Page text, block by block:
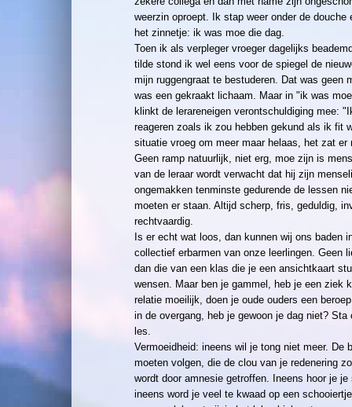
weerzin oproept. Ik stap weer onder de douche
het zinnetje: ik was moe die dag.
Toen ik als verpleger vroeger dagelijks
tilde stond ik wel eens voor de spiegel de
mijn ruggengraat te bestuderen. Dat was geen
was een gekraakt lichaam. Maar in "ik was
klinkt de lerareneigen verontschuldiging mee:
reageren zoals ik zou hebben gekund als ik fit
situatie vroeg om meer maar helaas, het zat er
Geen ramp natuurlijk, niet erg, moe zijn is
van de leraar wordt verwacht dat hij zijn
ongemakken tenminste gedurende de lessen
moeten er staan. Altijd scherp, fris, geduldig,
rechtvaardig.
Is er echt wat loos, dan kunnen wij ons baden
collectief erbarmen van onze leerlingen. Geen
dan die van een klas die je een ansichtkaart
wensen. Maar ben je gammel, heb je een ziek
relatie moeilijk, doen je oude ouders een
in de overgang, heb je gewoon je dag niet? Sta
les.
Vermoeidheid: ineens wil je tong niet meer. De
moeten volgen, die de clou van je redenering
wordt door amnesie getroffen. Ineens hoor je
ineens word je veel te kwaad op een